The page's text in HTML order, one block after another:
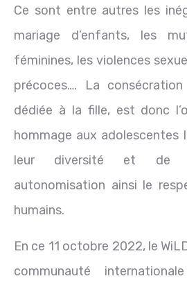
Ce sont entre autres les
mariage d’enfants, les
féminines, les violences
précoces…. La
dédiée à la fille, est donc
hommage aux adolescentes
leur diversité et de
autonomisation ainsi le
humains.
En ce 11 octobre 2022, le
communauté